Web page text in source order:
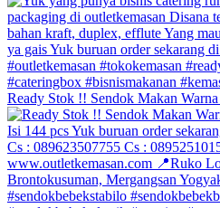
Ready Stok !! Sendok Makan